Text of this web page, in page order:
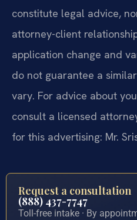
constitute legal advice,
attorney-client
application change and
do not guarantee a
vary. For advice about
consult a licensed
for this advertising: Mr.
Request a consultation
(888) 437-7747
Toll-free intake · By